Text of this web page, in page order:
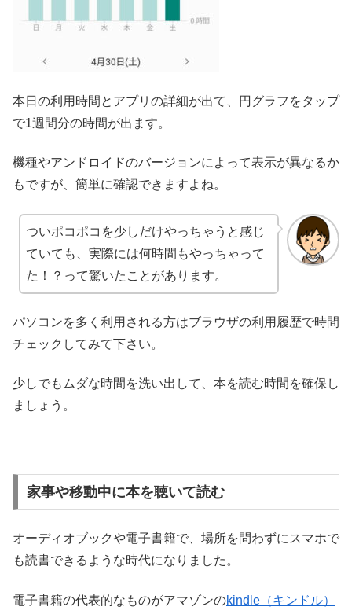
本日の利用時間とアプリの詳細が出て、円グラフをタップ
で1週間分の時間が出ます。
機種やアンドロイドのバージョンによって表示が異なるか
もですが、簡単に確認できますよね。
ついポコポコを少しだけやっちゃうと感じ
ていても、実際には何時間もやっちゃって
た！？って驚いたことがあります。
パソコンを多く利用される方はブラウザの利用履歴で時間
チェックしてみて下さい。
少しでもムダな時間を洗い出して、本を読む時間を確保し
ましょう。
家事や移動中に本を聴いて読む
オーディオブックや電子書籍で、場所を問わずにスマホで
も読書できるような時代になりました。
電子書籍の代表的なものがアマゾンのkindle（キンドル）